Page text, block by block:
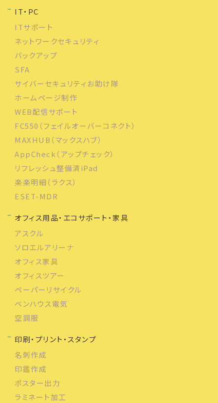
IT・PC
ITサポート
ネットワークセキュリティ
バックアップ
SFA
サイバーセキュリティお助け隊
ホームページ制作
WEB配信サポート
FC550（フェイルオーバーコネクト）
MAXHUB（マックスハブ）
AppCheck（アップチェック）
リフレッシュ整備済iPad
楽楽明細（ラクス）
ESET-MDR
オフィス用品・エコサポート・家具
アスクル
ソロエルアリーナ
オフィス家具
オフィスツアー
ペーパーリサイクル
ベンハウス電気
空調服
印刷・プリント・スタンプ
名刺作成
印鑑作成
ポスター出力
ラミネート加工